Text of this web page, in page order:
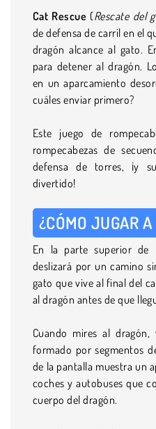
Cat Rescue (Rescate del
de defensa de carril en el
dragón alcance al gato.
para detener al dragón.
en un aparcamiento
cuáles enviar primero?
Este juego de
rompecabezas de
defensa de torres, ¡y
divertido!
¿CÓMO JUGAR
En la parte superior de
deslizará por un camino
gato que vive al final del
al dragón antes de que
Cuando mires al
formado por segmentos
de la pantalla muestra un
coches y autobuses que
cuerpo del dragón.